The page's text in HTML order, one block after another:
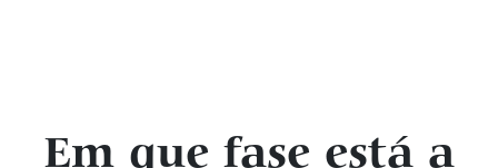
Em que fase está a